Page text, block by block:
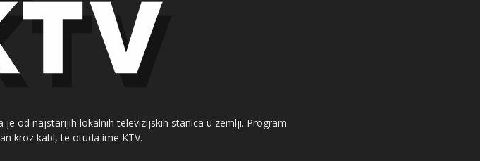
od najstarijih lokalnih televizijskih stanica u zemlji. Program
kroz kabl, te otuda ime KTV.